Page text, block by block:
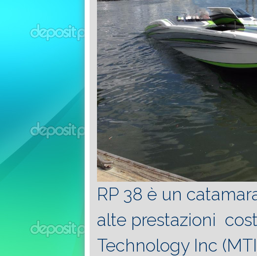
RP 38 è un
alte prestazioni
Technology Inc